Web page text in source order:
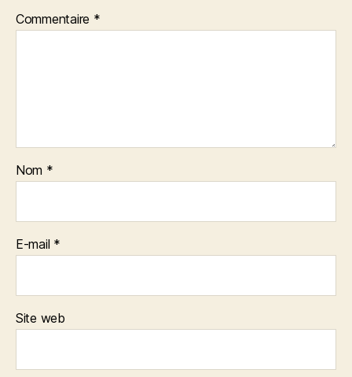
Commentaire *
Nom *
E-mail *
Site web